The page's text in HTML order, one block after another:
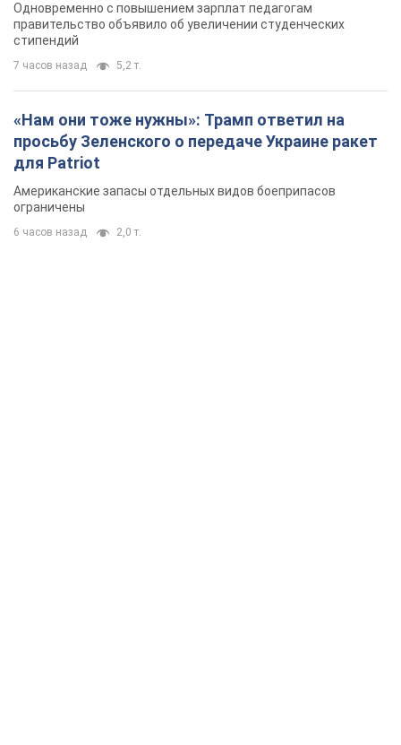
Одновременно с повышением зарплат педагогам
правительство объявило об увеличении студенческих
стипендий
7 часов назад 5,2 т.
«Нам они тоже нужны»: Трамп ответил на
просьбу Зеленского о передаче Украине ракет
для Patriot
Американские запасы отдельных видов боеприпасов
ограничены
6 часов назад 2,0 т.